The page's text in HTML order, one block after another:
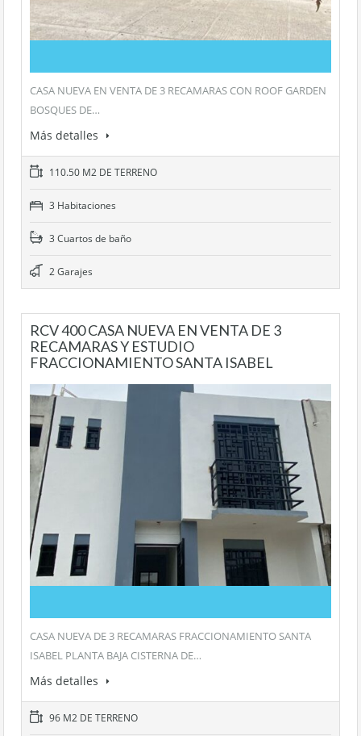
CASA NUEVA EN VENTA DE 3 RECAMARAS CON ROOF GARDEN
BOSQUES DE…
Más detalles
110.50 M2 DE TERRENO
3 Habitaciones
3 Cuartos de baño
2 Garajes
RCV 400 CASA NUEVA EN VENTA DE 3
RECAMARAS Y ESTUDIO
FRACCIONAMIENTO SANTA ISABEL
CASA NUEVA DE 3 RECAMARAS FRACCIONAMIENTO SANTA
ISABEL PLANTA BAJA CISTERNA DE…
Más detalles
96 M2 DE TERRENO